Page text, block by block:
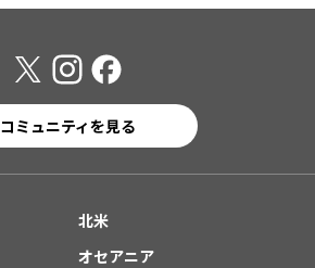
コミュニティを見る
北米
オセアニア